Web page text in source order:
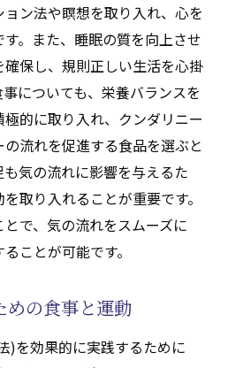
ン法や瞑想を取り入れ、心を
。また、睡眠の質を向上させ
保し、規則正しい生活を心掛
についても、栄養バランスを
的に取り入れ、クンダリニー
流れを促進する食品を選ぶと
気の流れに影響を与えるた
取り入れることが重要です。
で、気の流れをスムーズに
ことが可能です。
めの食事と運動
)を効果的に実践するために